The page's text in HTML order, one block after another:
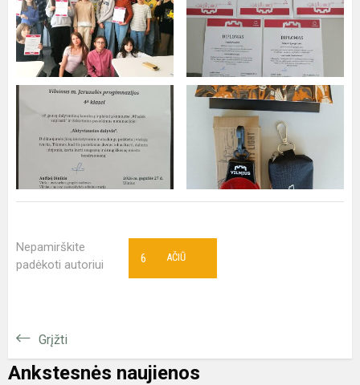
Nepamirškite
padėkoti autoriui
AČIŪ
6
Grįžti
Ankstesnės naujienos